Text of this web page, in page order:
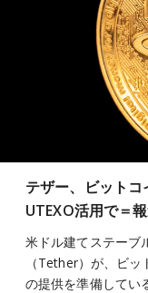
テザー、ビットコ
UTEXO活用で＝
米ドル建てステーブ
（Tether）が、ビ
の提供を準備してい